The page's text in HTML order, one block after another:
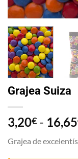
Grajea Suiza
3,20€ - 16,65
Grajea de